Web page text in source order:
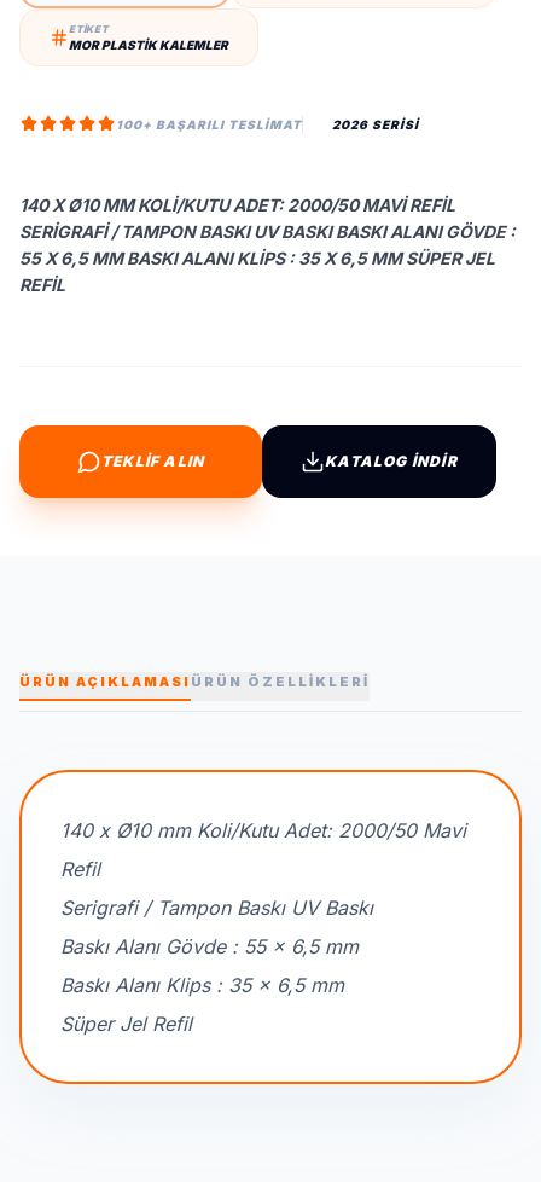
ETİKET
MOR PLASTIK KALEMLER
100+ BAŞARILI TESLIMAT 2026 SERİSİ
140 X Ø10 MM KOLI/KUTU ADET: 2000/50 MAVI REFIL
SERIGRAFI / TAMPON BASKI UV BASKI BASKI ALANI GÖVDE :
55 X 6,5 MM BASKI ALANI KLIPS : 35 X 6,5 MM SÜPER JEL
REFIL
TEKLİF ALIN KATALOG İNDİR
ÜRÜN AÇIKLAMASI ÜRÜN ÖZELLİKLERİ
140 x Ø10 mm Koli/Kutu Adet: 2000/50 Mavi
Refil
Serigrafi / Tampon Baskı UV Baskı
Baskı Alanı Gövde : 55 x 6,5 mm
Baskı Alanı Klips : 35 x 6,5 mm
Süper Jel Refil